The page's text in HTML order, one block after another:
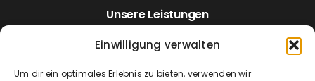
Einwilligung verwalten
Um dir ein optimales Erlebnis zu bieten, verwenden wir
Unsere Leistungen
Putz- & Stuckateurarbeiten